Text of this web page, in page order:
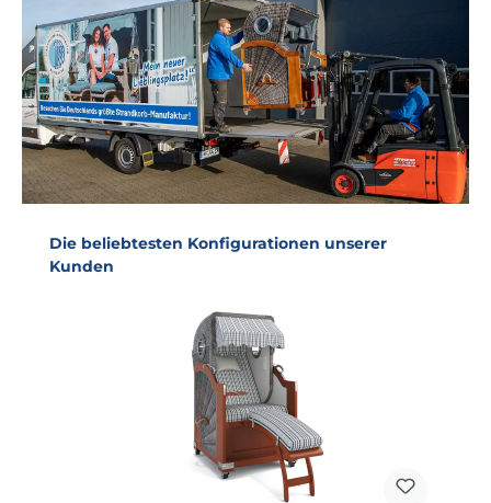
Produktgalerie überspringen
Die beliebtesten Konfigurationen unserer
Kunden